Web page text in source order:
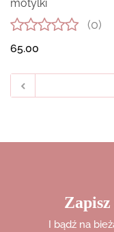
motylki
(0)
65.00
I bądź na